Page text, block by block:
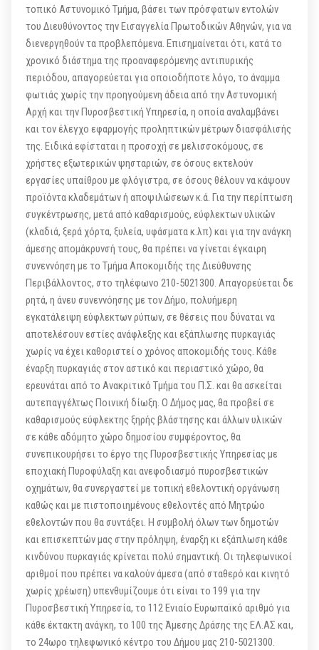
τοπικό Αστυνομικό Τμήμα, βάσει των πρόσφατων εντολών
του Διευθύνοντος την Εισαγγελία Πρωτοδικών Αθηνών, για να
διενεργηθούν τα προβλεπόμενα. Επισημαίνεται ότι, κατά το
χρονικό διάστημα της προαναφερόμενης αντιπυρικής
περιόδου, απαγορεύεται για οποιοδήποτε λόγο, το άναμμα
φωτιάς χωρίς την προηγούμενη άδεια από την Αστυνομική
Αρχή και την Πυροσβεστική Υπηρεσία, η οποία αναλαμβάνει
και τον έλεγχο εφαρμογής προληπτικών μέτρων διασφάλισής
της. Ειδικά εφίσταται η προσοχή σε μελισσοκόμους, σε
χρήστες εξωτερικών ψησταριών, σε όσους εκτελούν
εργασίες υπαίθρου με φλόγιστρα, σε όσους θέλουν να κάψουν
προϊόντα κλαδεμάτων ή αποψιλώσεων κ.ά. Για την περίπτωση
συγκέντρωσης, μετά από καθαρισμούς, εύφλεκτων υλικών
(κλαδιά, ξερά χόρτα, ξυλεία, υφάσματα κ.λπ) και για την ανάγκη
άμεσης απομάκρυνσή τους, θα πρέπει να γίνεται έγκαιρη
συνεννόηση με το Τμήμα Αποκομιδής της Διεύθυνσης
Περιβάλλοντος, στο τηλέφωνο 210-5021300. Απαγορεύεται δε
ρητά, η άνευ συνεννόησης με τον Δήμο, πολυήμερη
εγκατάλειψη εύφλεκτων ρύπων, σε θέσεις που δύναται να
αποτελέσουν εστίες ανάφλεξης και εξάπλωσης πυρκαγιάς
χωρίς να έχει καθοριστεί ο χρόνος αποκομιδής τους. Κάθε
έναρξη πυρκαγιάς στον αστικό και περιαστικό χώρο, θα
ερευνάται από το Ανακριτικό Τμήμα του Π.Σ. και θα ασκείται
αυτεπαγγέλτως Ποινική δίωξη. Ο Δήμος μας, θα προβεί σε
καθαρισμούς εύφλεκτης ξηρής βλάστησης και άλλων υλικών
σε κάθε αδόμητο χώρο δημοσίου συμφέροντος, θα
συνεπικουρήσει το έργο της Πυροσβεστικής Υπηρεσίας με
εποχιακή Πυροφύλαξη και ανεφοδιασμό πυροσβεστικών
οχημάτων, θα συνεργαστεί με τοπική εθελοντική οργάνωση
καθώς και με πιστοποιημένους εθελοντές από Μητρώο
εθελοντών που θα συντάξει. Η συμβολή όλων των δημοτών
και επισκεπτών μας στην πρόληψη, έναρξη κι εξάπλωση κάθε
κινδύνου πυρκαγιάς κρίνεται πολύ σημαντική. Οι τηλεφωνικοί
αριθμοί που πρέπει να καλούν άμεσα (από σταθερό και κινητό
χωρίς χρέωση) υπενθυμίζουμε ότι είναι το 199 για την
Πυροσβεστική Υπηρεσία, το 112 Ενιαίο Ευρωπαϊκό αριθμό για
κάθε έκτακτη ανάγκη, το 100 της Άμεσης Δράσης της ΕΛ.ΑΣ και,
το 24ωρο τηλεφωνικό κέντρο του Δήμου μας 210-5021300.